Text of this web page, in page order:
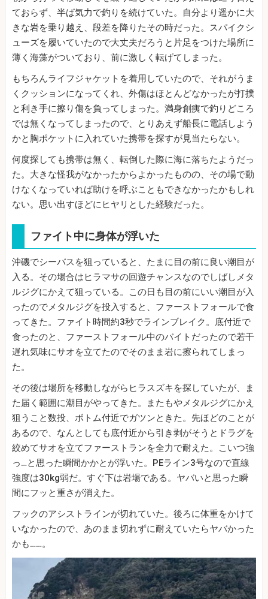
ておらず、半ば気力で釣りを続けていた。自分より遥かに大
きな岩を乗り越え、段差を降りたその時だった。スパイクシ
ューズを履いていたので大丈夫だろうと片足をつけた場所に
薄く海藻がついており、前に激しく転げてしまった。
もちろんライフジャケットを着用していたので、それがうま
くクッションになってくれ、外傷はほとんどなかったが打撲
と利き手に擦り傷を負ってしまった。満身創痍で釣りどころ
では無くなってしまったので、とりあえず船長に電話しよう
かと胸ポケットに入れていた携帯を探すが見当たらない。
何度探しても携帯は無く、転倒した際に海に落ちたようだっ
た。大きな怪我がなかったからよかったものの、その場で動
けなくなっていれば助けを呼ぶこともできなかったかもしれ
ない。思い出すほどにヒヤリとした経験だった。
ファイト中に身体が浮いた
沖磯でシーバスを狙っていると、たまに目の前に良い潮目が
入る。その場合はヒラマサの回遊チャンスなのでしばしメタ
ルジグにかえて狙っている。この日も目の前にいい潮目が入
ったのでメタルジグを投入すると、ファーストフォールで食
ってきた。ファイト時間約3秒でラインブレイク。底付近で
食ったのと、ファーストフォール中のバイトだったので若干
遅れ気味にサオを立てたのでそのまま岩に擦られてしまっ
た。
その後は場所を移動しながらヒラスズキを探していたが、ま
た届く範囲に潮目がやってきた。またもやメタルジグにかえ
狙うこと数投、ボトム付近でガツンときた。先ほどのことが
あるので、なんとしても底付近から引き剥がそうとドラグを
絞めてサオを立てファーストランを全力で耐えた。こいつ強
っ…と思った瞬間かかとが浮いた。PEライン3号なので直線
強度は30kg弱だ。すぐ下は岩場である。ヤバいと思った瞬
間にフッと重さが消えた。
フックのアシストラインが切れていた。後ろに体重をかけて
いなかったので、あのまま切れずに耐えていたらヤバかった
かも……。